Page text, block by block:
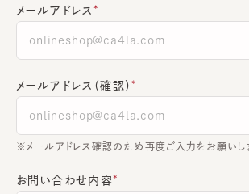
メールアドレス
メールアドレス（確認）
※メールアドレス確認のため再度ご入力をお願いし
お問い合わせ内容